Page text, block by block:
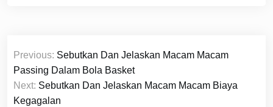
Navigasi
pos
Previous: Sebutkan Dan Jelaskan Macam Macam
Passing Dalam Bola Basket
Next: Sebutkan Dan Jelaskan Macam Macam Biaya
Kegagalan